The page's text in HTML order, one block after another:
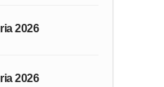
2026
2026